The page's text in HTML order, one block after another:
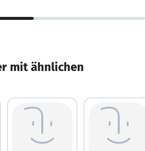
mit ähnlichen